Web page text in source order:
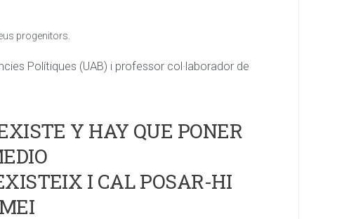
progenitors.
Polítiques (UAB) i professor col·laborador de
Y HAY QUE PONER
I CAL POSAR-HI